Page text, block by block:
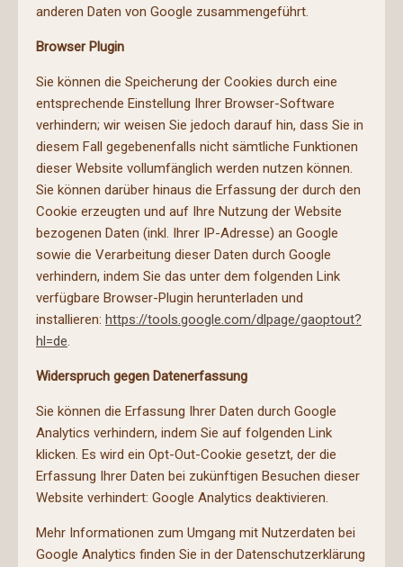
anderen Daten von Google zusammengeführt.
Browser Plugin
Sie können die Speicherung der Cookies durch eine
entsprechende Einstellung Ihrer Browser-Software
verhindern; wir weisen Sie jedoch darauf hin, dass Sie in
diesem Fall gegebenenfalls nicht sämtliche Funktionen
dieser Website vollumfänglich werden nutzen können.
Sie können darüber hinaus die Erfassung der durch den
Cookie erzeugten und auf Ihre Nutzung der Website
bezogenen Daten (inkl. Ihrer IP-Adresse) an Google
sowie die Verarbeitung dieser Daten durch Google
verhindern, indem Sie das unter dem folgenden Link
verfügbare Browser-Plugin herunterladen und
installieren: https://tools.google.com/dlpage/gaoptout?
hl=de.
Widerspruch gegen Datenerfassung
Sie können die Erfassung Ihrer Daten durch Google
Analytics verhindern, indem Sie auf folgenden Link
klicken. Es wird ein Opt-Out-Cookie gesetzt, der die
Erfassung Ihrer Daten bei zukünftigen Besuchen dieser
Website verhindert: Google Analytics deaktivieren.
Mehr Informationen zum Umgang mit Nutzerdaten bei
Google Analytics finden Sie in der Datenschutzerklärung